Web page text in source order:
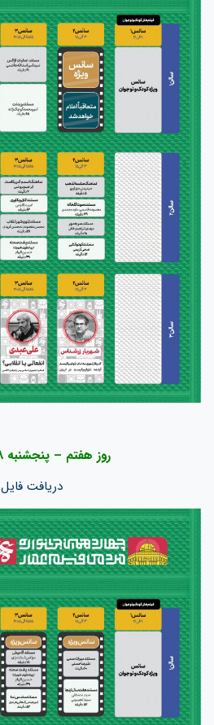
روز هفتم – پنجشنبه 28 دی‌ماه
دریافت فایل